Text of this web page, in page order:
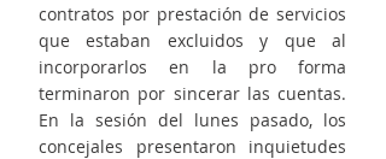
contratos por prestación de servicios
que estaban excluidos y que al
incorporarlos en la pro forma
terminaron por sincerar las cuentas.
En la sesión del lunes pasado, los
concejales presentaron inquietudes